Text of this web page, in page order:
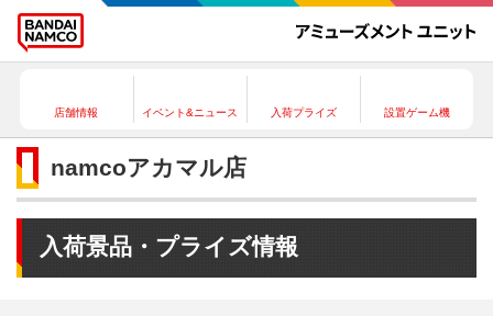
店舗情報 イベント&ニュース 入荷プライズ 設置ゲーム機
namcoアカマル店
入荷景品・プライズ情報